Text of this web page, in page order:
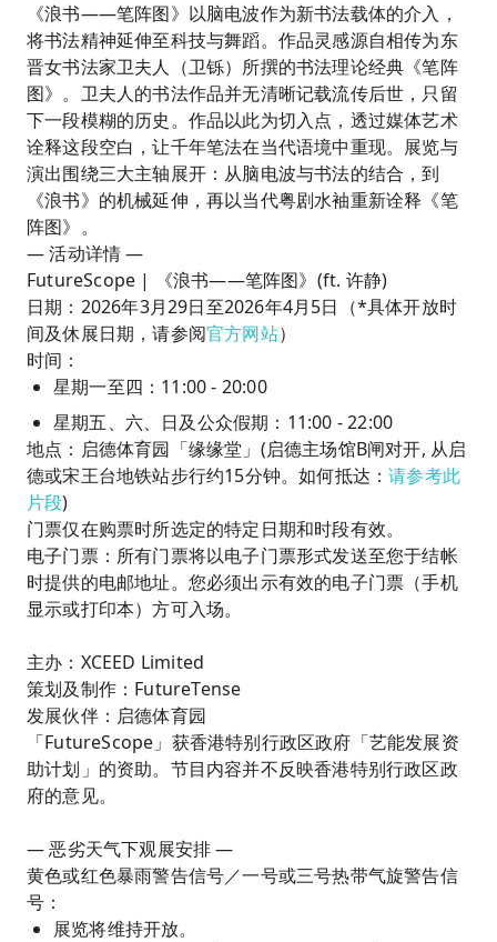
《浪书——笔阵图》以脑电波作为新书法载体的介入，
将书法精神延伸至科技与舞蹈。作品灵感源自相传为东
晋女书法家卫夫人（卫铄）所撰的书法理论经典《笔阵
图》。卫夫人的书法作品并无清晰记载流传后世，只留
下一段模糊的历史。作品以此为切入点，透过媒体艺术
诠释这段空白，让千年笔法在当代语境中重现。展览与
演出围绕三大主轴展开：从脑电波与书法的结合，到
《浪书》的机械延伸，再以当代粤剧水袖重新诠释《笔
阵图》。
— 活动详情 —
FutureScope | 《浪书——笔阵图》(ft. 许静)
日期：2026年3月29日至2026年4月5日（*具体开放时
间及休展日期，请参阅官方网站）
时间：
星期一至四：11:00 - 20:00
星期五、六、日及公众假期：11:00 - 22:00
地点：启德体育园「缘缘堂」(启德主场馆B闸对开, 从启
德或宋王台地铁站步行约15分钟。如何抵达：请参考此
片段)
门票仅在购票时所选定的特定日期和时段有效。
电子门票：所有门票将以电子门票形式发送至您于结帐
时提供的电邮地址。您必须出示有效的电子门票（手机
显示或打印本）方可入场。
主办：XCEED Limited
策划及制作：FutureTense
发展伙伴：启德体育园
「FutureScope」获香港特别行政区政府「艺能发展资
助计划」的资助。节目内容并不反映香港特别行政区政
府的意见。
— 恶劣天气下观展安排 —
黄色或红色暴雨警告信号／一号或三号热带气旋警告信
号：
展览将维持开放。